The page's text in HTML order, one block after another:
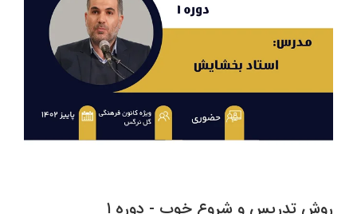
روش تدریس و شروع خوب - دوره ۱